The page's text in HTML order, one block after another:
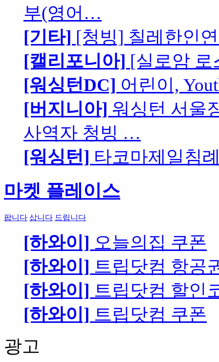
부(영어…
[기타] [청빙] 칠레한인
[캘리포니아] [실로암 로
[워싱턴DC] 어린이,
[버지니아] 워싱턴 서울
사역자 청빙 …
[워싱턴] 타코마제일침
마켓 플레이스
팝니다 삽니다 드립니다
[하와이] 오늘의집 쿠폰
[하와이] 트립닷컴 항공
[하와이] 트립닷컴 할인
[하와이] 트립닷컴 쿠폰
광고